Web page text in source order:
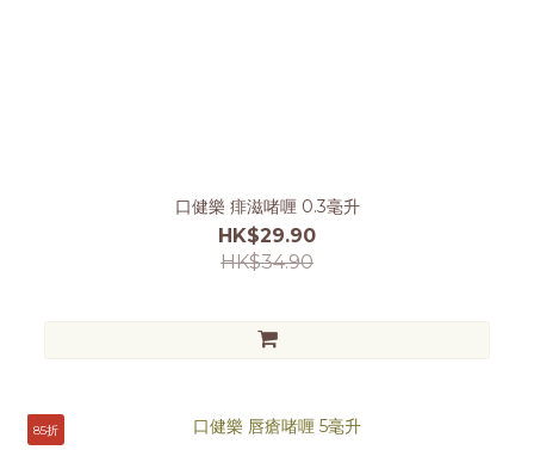
口健樂 痱滋啫喱 0.3毫升
HK$29.90
HK$34.90
85折